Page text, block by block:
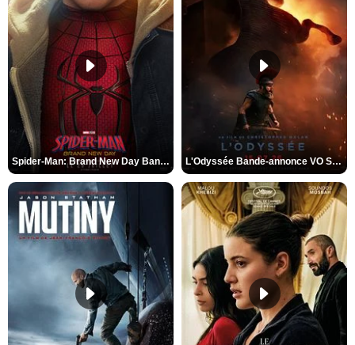
Spider-Man: Brand New Day Bande-annonce VO STFR L'Odyssée Bande-annonce VO STFR